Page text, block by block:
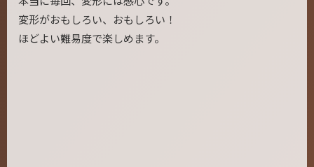
変形がおもしろい、おもしろい！
ほどよい難易度で楽しめます。